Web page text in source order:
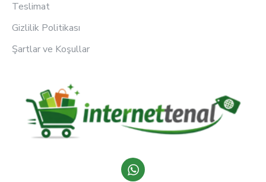
Teslimat
Gizlilik Politikası
Şartlar ve Koşullar